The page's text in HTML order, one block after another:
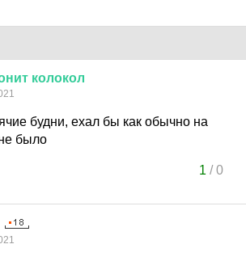
колокол
будни, ехал бы как обычно на
было
1 /0